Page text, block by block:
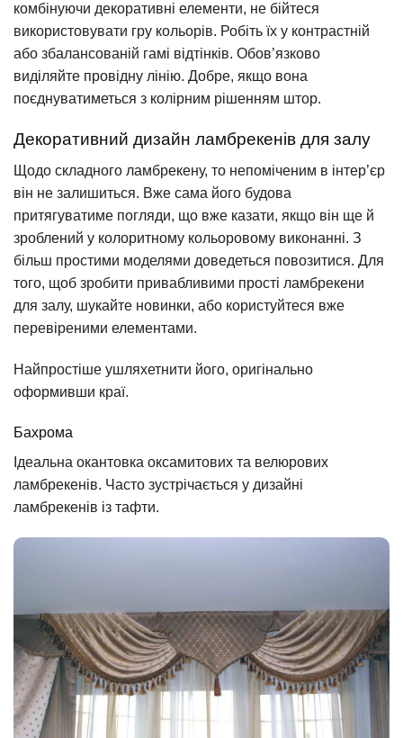
комбінуючи декоративні елементи, не бійтеся
використовувати гру кольорів. Робіть їх у контрастній
або збалансованій гамі відтінків. Обов’язково
виділяйте провідну лінію. Добре, якщо вона
поєднуватиметься з колірним рішенням штор.
Декоративний дизайн ламбрекенів для залу
Щодо складного ламбрекену, то непоміченим в інтер’єр
він не залишиться. Вже сама його будова
притягуватиме погляди, що вже казати, якщо він ще й
зроблений у колоритному кольоровому виконанні. З
більш простими моделями доведеться повозитися. Для
того, щоб зробити привабливими прості ламбрекени
для залу, шукайте новинки, або користуйтеся вже
перевіреними елементами.
Найпростіше ушляхетнити його, оригінально
оформивши краї.
Бахрома
Ідеальна окантовка оксамитових та велюрових
ламбрекенів. Часто зустрічається у дизайні
ламбрекенів із тафти.